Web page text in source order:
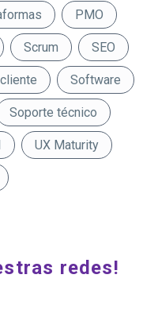
PMO
Scrum SEO
Software
Soporte técnico
UX Maturity
redes!